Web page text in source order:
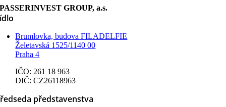
k 31.12.2019
PASSERINVEST GROUP, a.s.
Brumlovka, budova FILADELFIE
Želetavská 1525/1140 00
Praha 4
IČO: 261 18 963
DIČ: CZ26118963
představenstva